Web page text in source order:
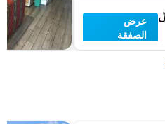
عرض
الصفقة